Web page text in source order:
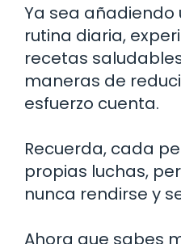
Ya sea
rutina diaria,
recetas
maneras de
esfuerzo cuenta.
Recuerda, cada
propias luchas,
nunca rendirse y
Ahora que sabes